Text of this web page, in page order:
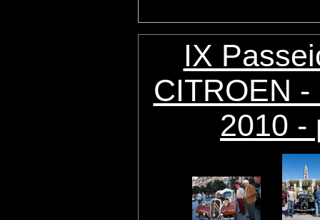
IX
CITROEN -
2010 -